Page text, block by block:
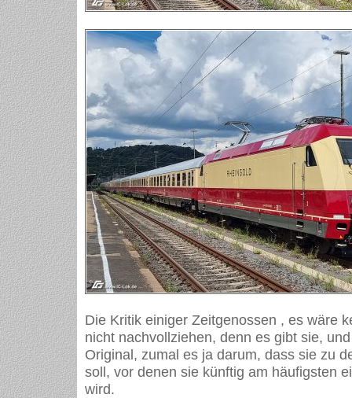
Die Kritik einiger Zeitgenossen , es wäre
nicht nachvollziehen, denn es gibt sie,
Original, zumal es ja darum, dass sie zu
soll, vor denen sie künftig am häufigsten
wird.